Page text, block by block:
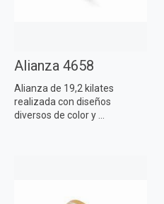
Alianza 4658
Alianza de 19,2 kilates
realizada con diseños
diversos de color y ...